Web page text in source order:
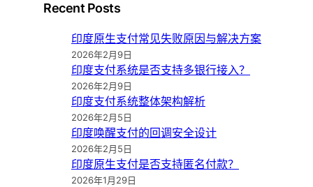
Recent Posts
印度原生支付常见失败原因与解决方案
2026年2月9日
印度支付系统是否支持多银行接入？
2026年2月9日
印度支付系统整体架构解析
2026年2月5日
印度唤醒支付的回调安全设计
2026年2月5日
印度原生支付是否支持匿名付款？
2026年1月29日